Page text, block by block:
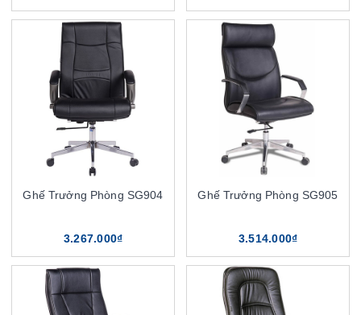
Ghế Trưởng Phòng SG904
3.267.000₫
Ghế Trưởng Phòng SG905
3.514.000₫